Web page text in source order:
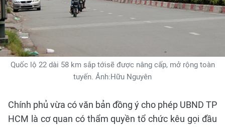
Quốc lộ 22 dài 58 km sắp tớisẽ được nâng cấp, mở rộng toàn
tuyến. Ảnh:Hữu Nguyên
Chính phủ vừa có văn bản đồng ý cho phép UBND TP
HCM là cơ quan có thẩm quyền tổ chức kêu gọi đầu